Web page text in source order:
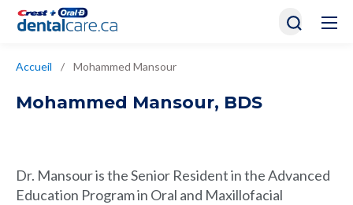
Accueil / Mohammed Mansour
Mohammed Mansour, BDS
Dr. Mansour is the Senior Resident in the Advanced
Education Program in Oral and Maxillofacial